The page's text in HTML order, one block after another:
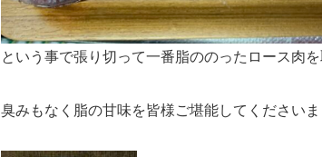
という事で張り切って一番脂ののったロース肉を
臭みもなく脂の甘味を皆様ご堪能してくださいま